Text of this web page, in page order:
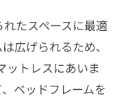
たスペースに最適
広げられるため、
ットレスにあいま
ベッドフレームを